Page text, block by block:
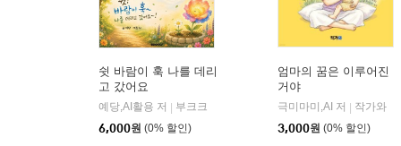
쉿 바람이 훅 나를 데리
고 갔어요
예당,AI활용 저 | 부크크
6,000원 (0% 할인)
엄마의 꿈은 이루어진
거야
극미마미,AI 저 | 작가와
3,000원 (0% 할인)